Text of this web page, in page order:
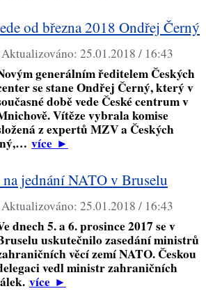
od března 2018 Ondřej Černý
Aktualizováno: 25.01.2018 / 16:43
generálním ředitelem Českých
se stane Ondřej Černý, který v
době vede České centrum v
Vítěze vybrala komise
z expertů MZV a Českých
více►
jednání NATO v Bruselu
Aktualizováno: 25.01.2018 / 16:43
dnech 5. a 6. prosince 2017 se v
uskutečnilo zasedání ministrů
věcí zemí NATO. Českou
vedl ministr zahraničních
více►